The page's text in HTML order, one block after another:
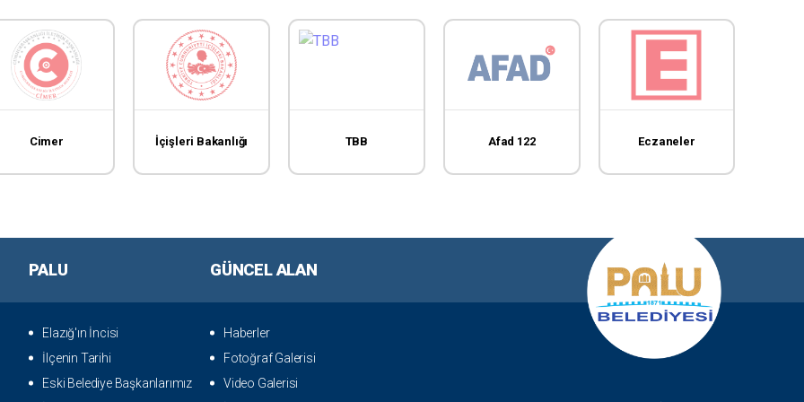
Cimer İçişleri Bakanlığı TBB Afad 122 Eczaneler
PALU
Elazığ'ın İncisi
İlçenin Tarihi
Eski Belediye Başkanlarımız
GÜNCEL ALAN
Haberler
Fotoğraf Galerisi
Video Galerisi